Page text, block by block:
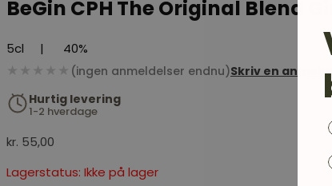
BeGin CPH The Original Blend
5cl | 40%
★★★★★ (ingen anmeldelser endnu)Skriv en
Hurtig levering
1-2 hverdage
kr. 55,00
Lagerstatus: Ikke på lager